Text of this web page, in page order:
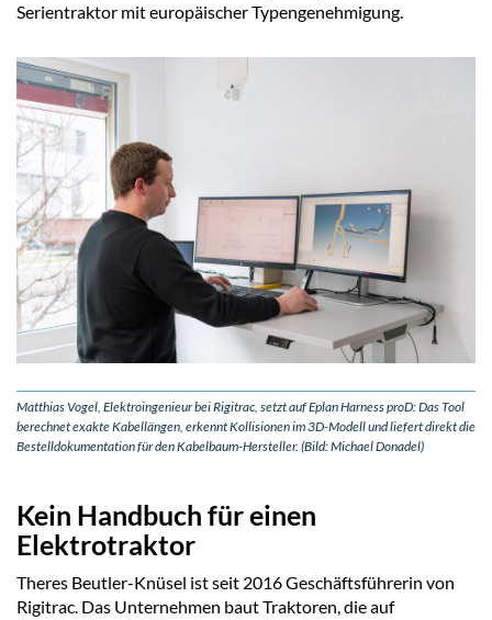
Serientraktor mit europäischer Typengenehmigung.
Matthias Vogel, Elektroingenieur bei Rigitrac, setzt auf Eplan Harness proD: Das Tool
berechnet exakte Kabellängen, erkennt Kollisionen im 3D-Modell und liefert direkt die
Bestelldokumentation für den Kabelbaum-Hersteller. (Bild: Michael Donadel)
Kein Handbuch für einen
Elektrotraktor
Theres Beutler-Knüsel ist seit 2016 Geschäftsführerin von
Rigitrac. Das Unternehmen baut Traktoren, die auf